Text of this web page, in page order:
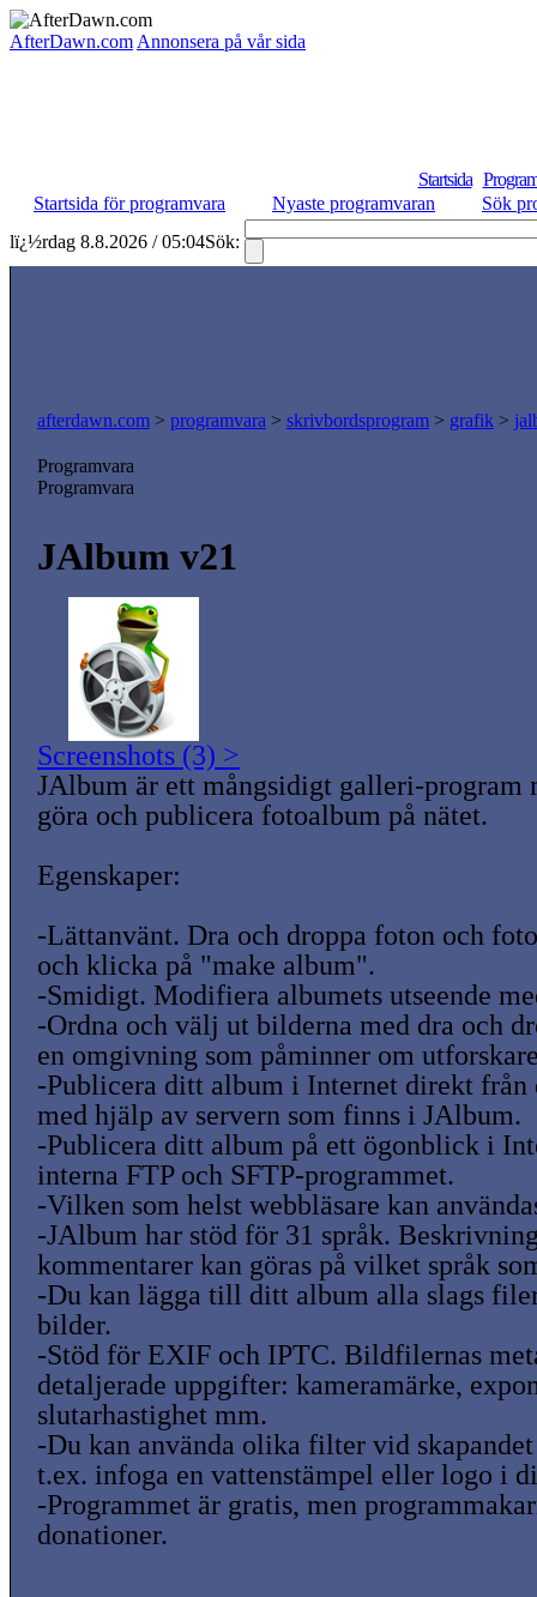
AfterDawn.com Annonsera på vår sida
Startsida
Startsida för programvara
Nyaste programvaran
Sök
lï¿½rdag 8.8.2026 / 05:04Sök:
afterdawn.com > programvara > skrivbordsprogram > grafik >
Programvara
Programvara
JAlbum v21
Screenshots (3) >
JAlbum är ett mångsidigt galleri-program
göra och publicera fotoalbum på nätet.
Egenskaper:
-Lättanvänt. Dra och droppa foton och
och klicka på "make album".
-Smidigt. Modifiera albumets utseende
-Ordna och välj ut bilderna med dra och
en omgivning som påminner om
-Publicera ditt album i Internet direkt från
med hjälp av servern som finns i JAlbum.
-Publicera ditt album på ett ögonblick i
interna FTP och SFTP-programmet.
-Vilken som helst webbläsare kan
-JAlbum har stöd för 31 språk.
kommentarer kan göras på vilket språk
-Du kan lägga till ditt album alla slags
bilder.
-Stöd för EXIF och IPTC. Bildfilernas
detaljerade uppgifter: kameramärke,
slutarhastighet mm.
-Du kan använda olika filter vid
t.ex. infoga en vattenstämpel eller logo i
-Programmet är gratis, men
donationer.